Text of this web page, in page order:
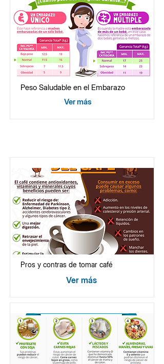
Peso Saludable en el Embarazo
Ver más
Pros y contras de tomar café
Ver más